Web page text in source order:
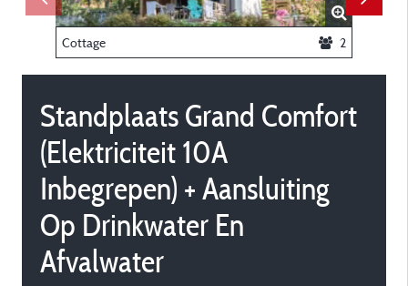
Cottage 2
Standplaats Grand Comfort
(Elektriciteit 10A
Inbegrepen) + Aansluiting
Op Drinkwater En
Afvalwater